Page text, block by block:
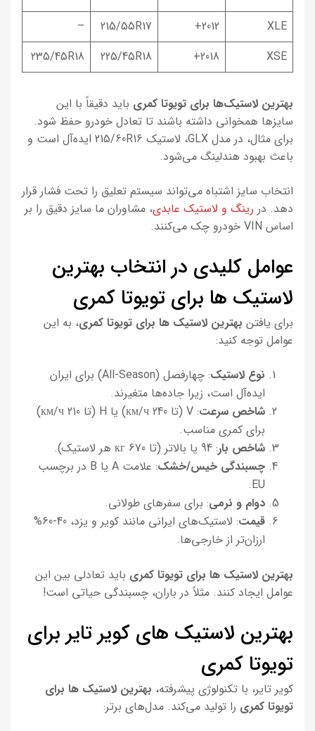
XLE
2012+
215/55R17
–
XSE
2018+
225/45R18
235/45R18
بهترین لاستیک‌ها برای تویوتا کمری باید دقیقاً با این
سایزها همخوانی داشته باشند تا تعادل خودرو حفظ شود.
برای مثال، در مدل GLX، لاستیک 215/60R16 ایده‌آل است و
باعث بهبود هندلینگ می‌شود.
انتخاب سایز اشتباه می‌تواند سیستم تعلیق را تحت فشار قرار
دهد. در رینگ و لاستیک عابدی، مشاوران ما سایز دقیق را بر
اساس VIN خودرو چک می‌کنند.
عوامل کلیدی در انتخاب بهترین
لاستیک ها برای تویوتا کمری
برای یافتن بهترین لاستیک ها برای تویوتا کمری، به این
عوامل توجه کنید:
نوع لاستیک
: چهارفصل (All-Season) برای ایران
ایده‌آل است، زیرا جاده‌ها متغیرند.
شاخص سرعت
: V (تا 240 км/ч) یا H (تا 210 км/ч)
برای کمری مناسب.
شاخص بار: 94 یا بالاتر (تا 670 кг هر لاستیک).
چسبندگی خیس/خشک
: علامت A یا B در برچسب
EU.
دوام و نرمی: برای سفرهای طولانی.
قیمت
: لاستیک‌های ایرانی مانند کویر و یزد، 40-60%
ارزان‌تر از خارجی‌ها.
بهترین لاستیک ها برای تویوتا کمری باید تعادلی بین این
عوامل ایجاد کنند. مثلاً در باران، چسبندگی حیاتی است!
بهترین لاستیک های کویر تایر برای
تویوتا کمری
کویر تایر، با تکنولوژی پیشرفته، بهترین لاستیک ها برای
تویوتا کمری را تولید می‌کند. مدل‌های برتر: